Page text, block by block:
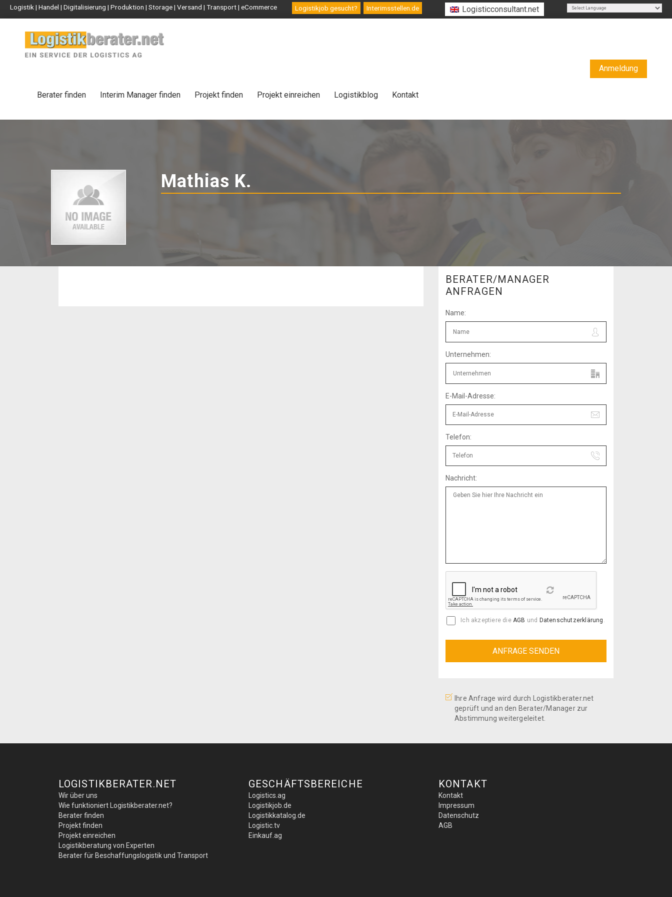
Logistik | Handel | Digitalisierung | Produktion | Storage | Versand | Transport | eCommerce Logistikjob gesucht? Interimsstellen.de
Logisticconsultant.net
Powered by
Translate
Berater finden Interim Manager finden Projekt finden Projekt einreichen Logistikblog Kontakt
Anmeldung
Mathias K.
BERATER/MANAGER
ANFRAGEN
Name:
Unternehmen:
E-Mail-Adresse:
Telefon:
Nachricht:
Reload
Ich akzeptiere die AGB und Datenschutzerklärung
Ihre Anfrage wird durch Logistikberater.net
geprüft und an den Berater/Manager zur
Abstimmung weitergeleitet.
LOGISTIKBERATER.NET
Wir über uns
Wie funktioniert Logistikberater.net?
Berater finden
Projekt finden
Projekt einreichen
Logistikberatung von Experten
Berater für Beschaffungslogistik und Transport
GESCHÄFTSBEREICHE
Logistics.ag
Logistikjob.de
Logistikkatalog.de
Logistic.tv
Einkauf.ag
KONTAKT
Kontakt
Impressum
Datenschutz
AGB